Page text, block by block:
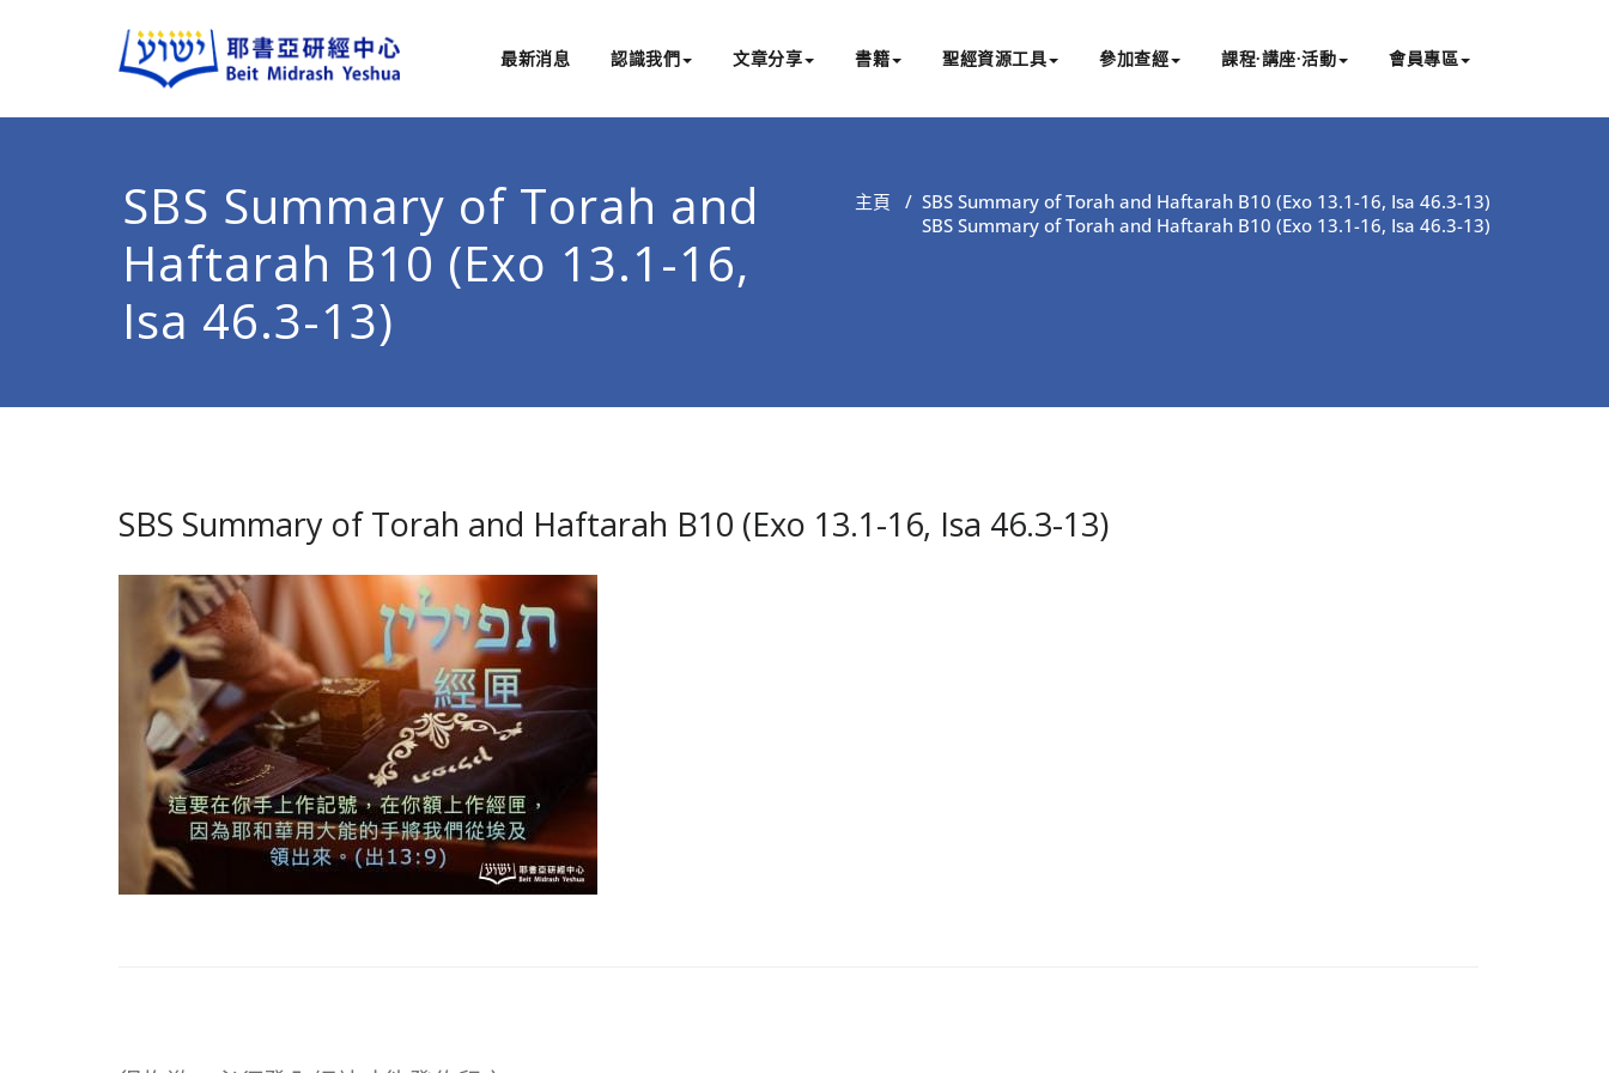
最新消息 認識我們 文章分享 書籍 聖經資源工具 參加查經 課程∙講座∙活動 會員專區
SBS Summary of Torah and
Haftarah B10 (Exo 13.1-16,
Isa 46.3-13)
主頁 / SBS Summary of Torah and Haftarah B10 (Exo 13.1-16, Isa 46.3-13)
SBS Summary of Torah and Haftarah B10 (Exo 13.1-16, Isa 46.3-13)
SBS Summary of Torah and Haftarah B10 (Exo 13.1-16, Isa 46.3-13)